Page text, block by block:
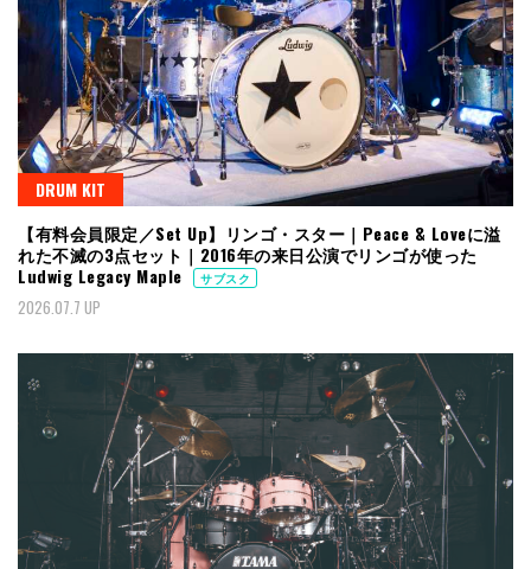
DRUM KIT
【有料会員限定／Set Up】リンゴ・スター｜Peace & Loveに溢
れた不滅の3点セット｜2016年の来日公演でリンゴが使った
Ludwig Legacy Maple
サブスク
2026.07.7 UP